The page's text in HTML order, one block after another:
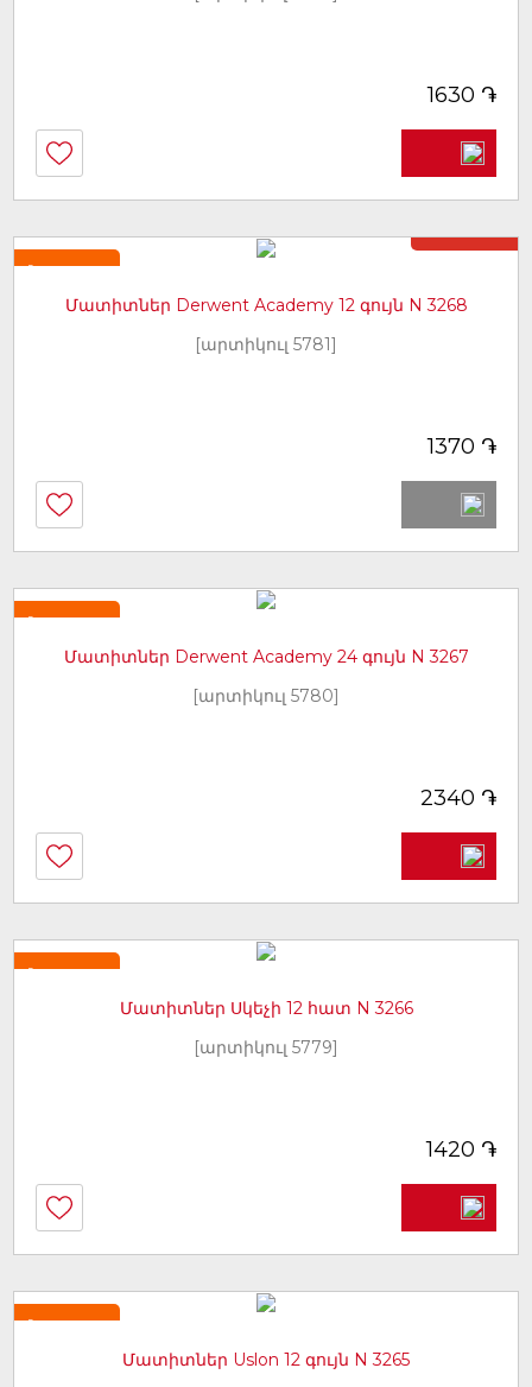
1630 ֏
Նորույթ
Մատիտներ Derwent Academy 12 գույն N 3268
[արտիկուլ 5781]
1370 ֏
Նորույթ
Մատիտներ Derwent Academy 24 գույն N 3267
[արտիկուլ 5780]
2340 ֏
Նորույթ
Մատիտներ Սկեչի 12 հատ N 3266
[արտիկուլ 5779]
1420 ֏
Նորույթ
Մատիտներ Uslon 12 գույն N 3265